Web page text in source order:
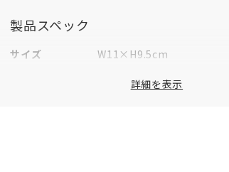
製品スペック
サイズ
W11×H9.5cm
表地：牛革詳細を表示